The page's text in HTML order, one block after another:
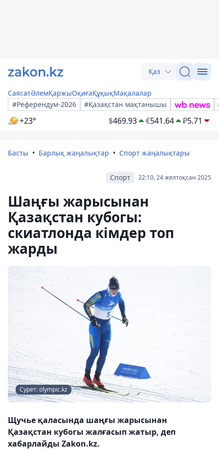
Қаз
СаясатӘлемҚаржыОқиғаҚұқықМақалалар
#Референдум-2026
#Қазақстан мақтанышы
+23° $469.93 €541.64 ₽5.71
Басты Барлық жаңалықтар Спорт жаңалықтары
22:10, 24 желтоқсан 2025
Спорт
Шаңғы жарысынан
Қазақстан кубогы:
скиатлонда кімдер топ
жарды
Сурет: olympic.kz
Щучье қаласында шаңғы жарысынан
Қазақстан кубогы жалғасып жатыр, деп
хабарлайды Zakon.kz.